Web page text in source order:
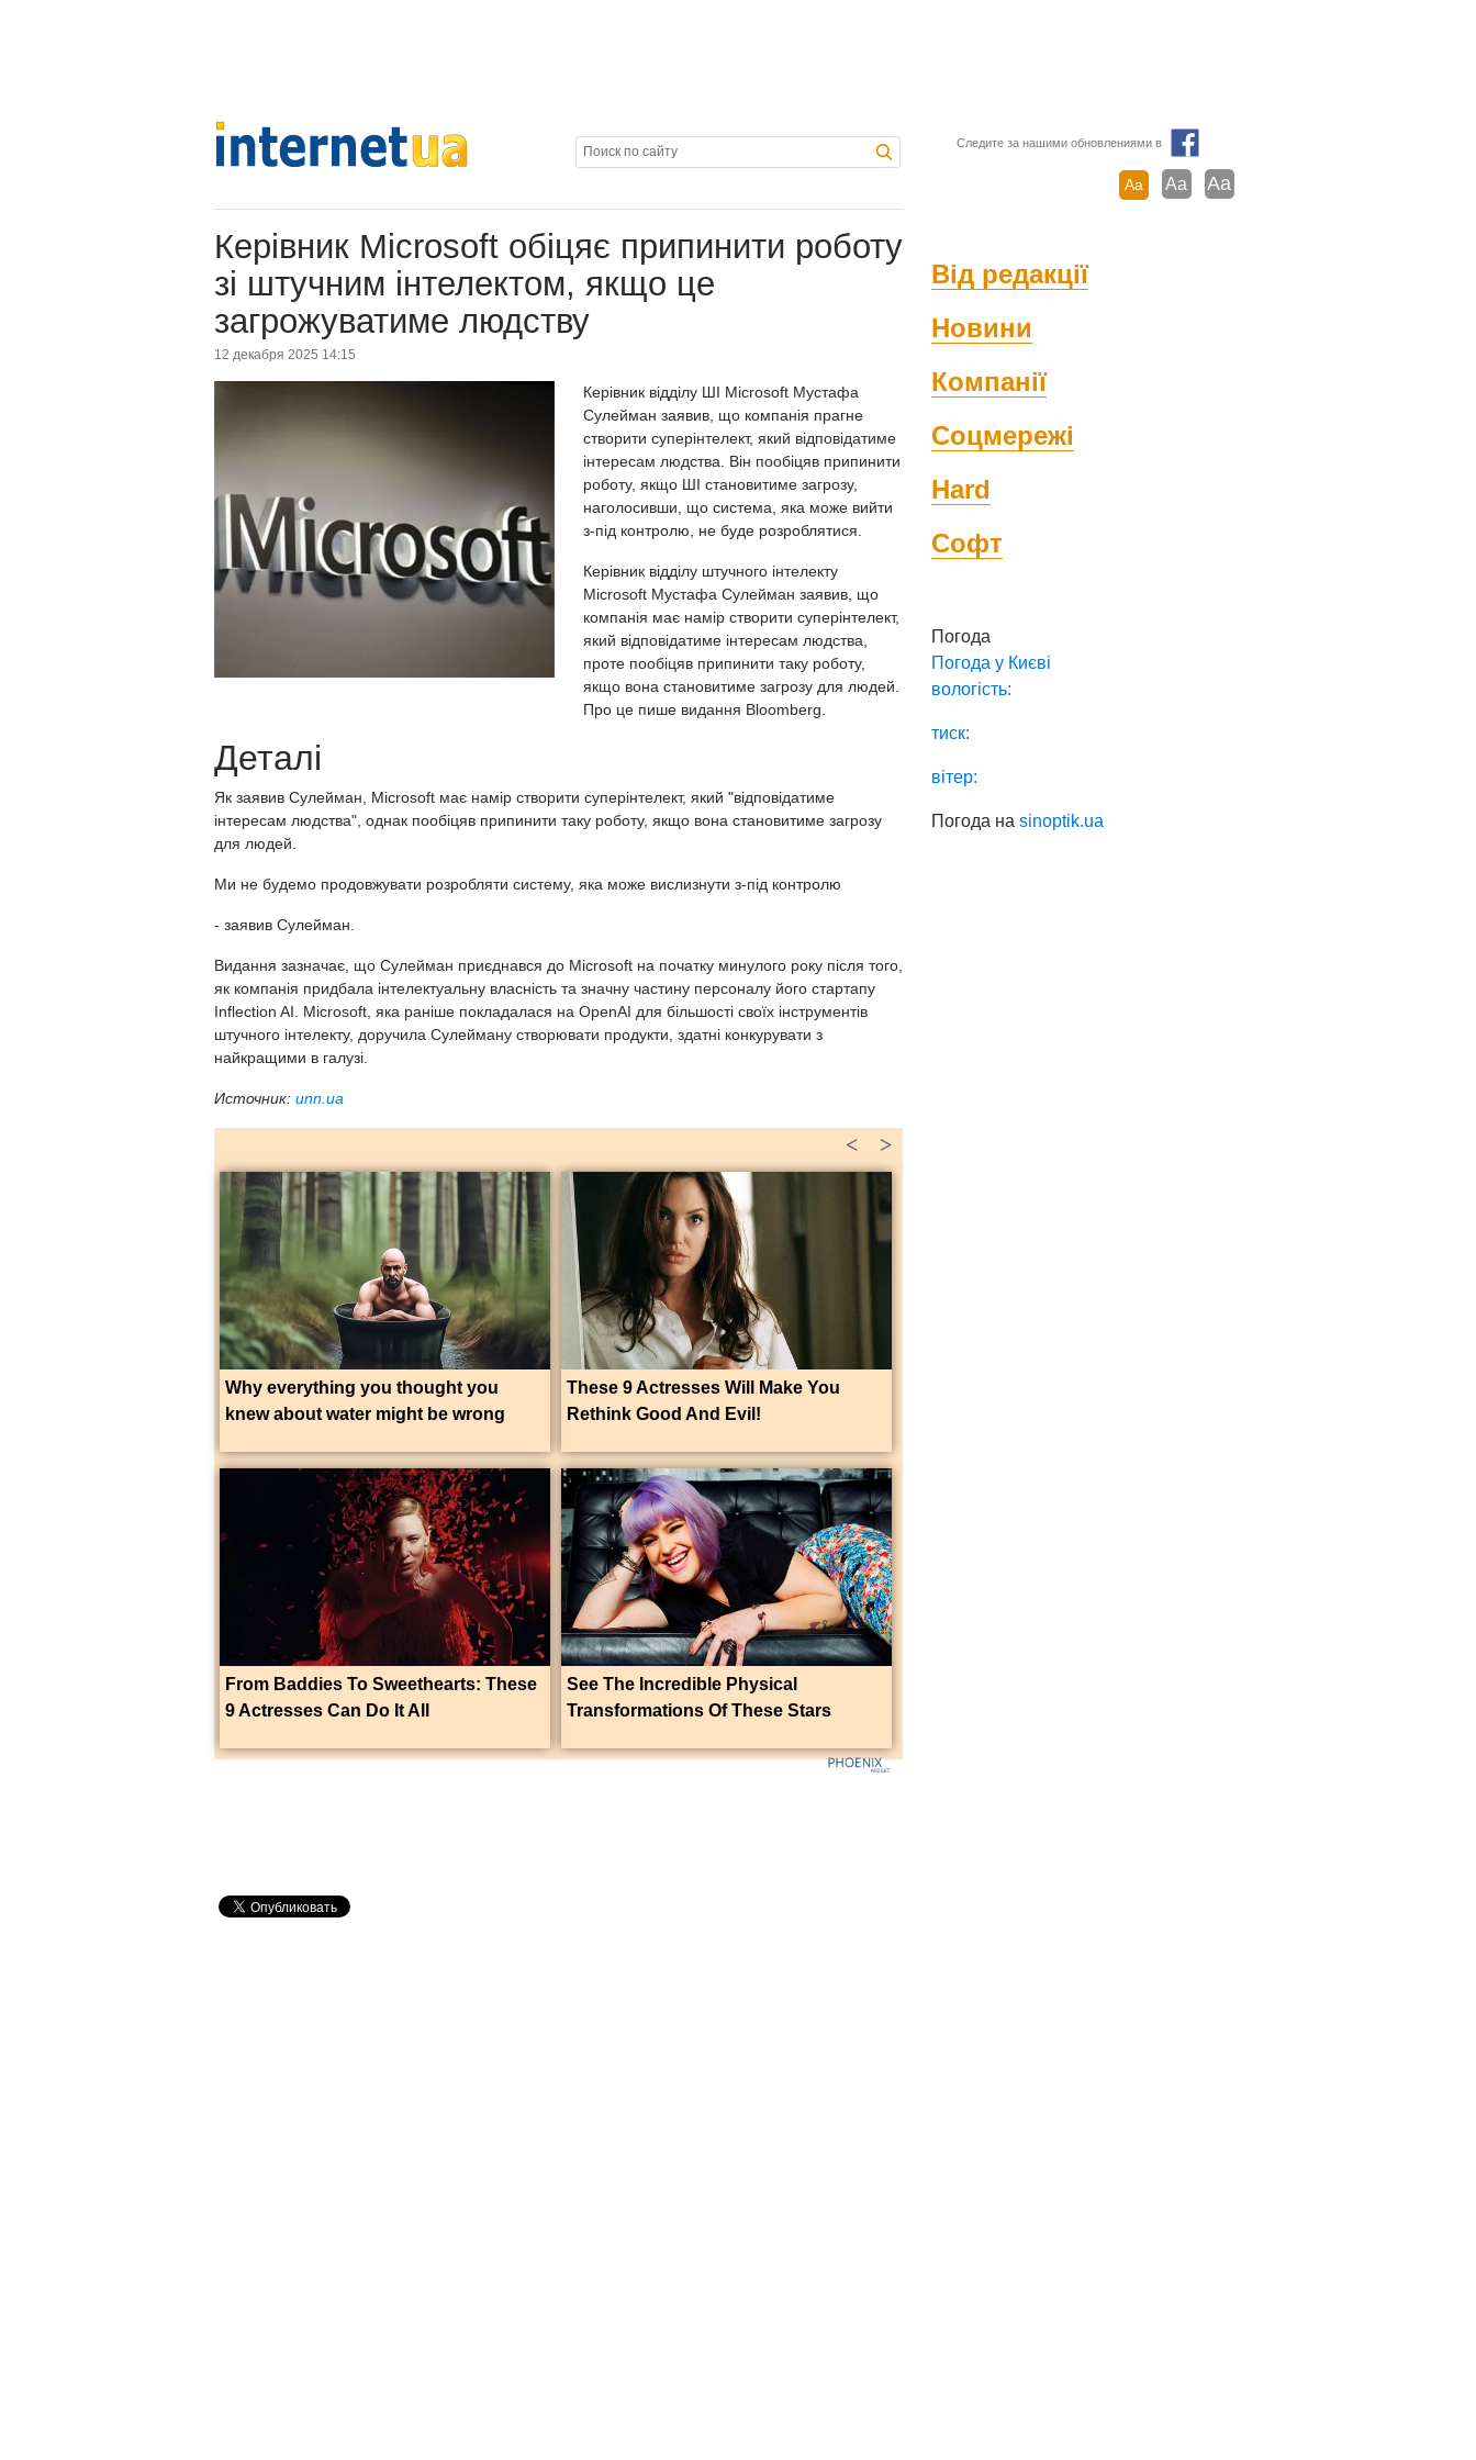
Следите за нашими обновлениями в
Aa Aa Aa
Керівник Microsoft обіцяє припинити роботу
зі штучним інтелектом, якщо це
загрожуватиме людству
12 декабря 2025 14:15
Керівник відділу ШІ Microsoft Мустафа
Сулейман заявив, що компанія прагне
створити суперінтелект, який відповідатиме
інтересам людства. Він пообіцяв припинити
роботу, якщо ШІ становитиме загрозу,
наголосивши, що система, яка може вийти
з-під контролю, не буде розроблятися.
Керівник відділу штучного інтелекту
Microsoft Мустафа Сулейман заявив, що
компанія має намір створити суперінтелект,
який відповідатиме інтересам людства,
проте пообіцяв припинити таку роботу,
якщо вона становитиме загрозу для людей.
Про це пише видання Bloomberg.
Деталі
Як заявив Сулейман, Microsoft має намір створити суперінтелект, який "відповідатиме
інтересам людства", однак пообіцяв припинити таку роботу, якщо вона становитиме загрозу
для людей.
Ми не будемо продовжувати розробляти систему, яка може вислизнути з-під контролю
- заявив Сулейман.
Видання зазначає, що Сулейман приєднався до Microsoft на початку минулого року після того,
як компанія придбала інтелектуальну власність та значну частину персоналу його стартапу
Inflection AI. Microsoft, яка раніше покладалася на OpenAI для більшості своїх інструментів
штучного інтелекту, доручила Сулейману створювати продукти, здатні конкурувати з
найкращими в галузі.
Источник: unn.ua
>
<
Why everything you thought you
knew about water might be wrong
These 9 Actresses Will Make You
Rethink Good And Evil!
From Baddies To Sweethearts: These
9 Actresses Can Do It All
See The Incredible Physical
Transformations Of These Stars
Від редакції
Новини
Компанії
Соцмережі
Hard
Софт
Погода
Погода у Києві
вологість:
тиск:
вітер:
Погода наsinoptik.ua